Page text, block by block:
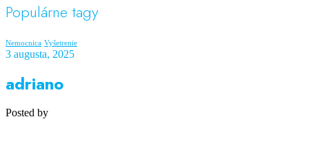
Populárne tagy
Nemocnica Vyšetrenie
3 augusta, 2025
adriano
Posted by